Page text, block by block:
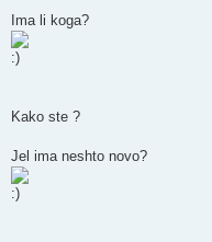
Ima li koga?
Kako ste ?
Jel ima neshto novo?